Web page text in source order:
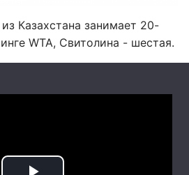
Казахстана занимает 20-
WTA, Свитолина - шестая.